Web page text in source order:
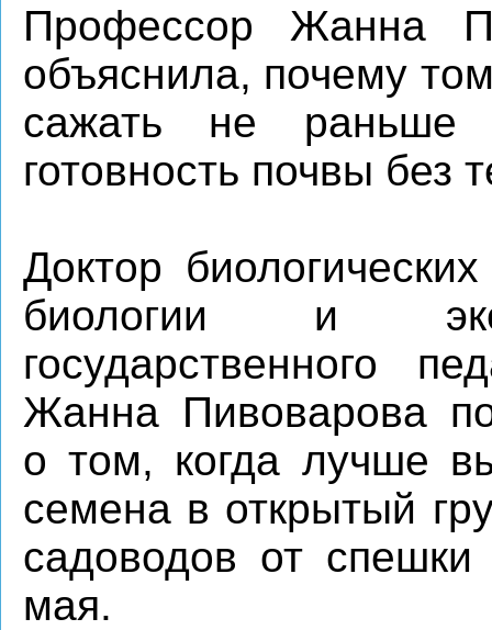
Профессор Жанна
объяснила, почему
сажать не раньше
готовность почвы без
Доктор
биологии и
государственного
Жанна Пивоварова
о том, когда лучше
семена в открытый
садоводов от
мая.